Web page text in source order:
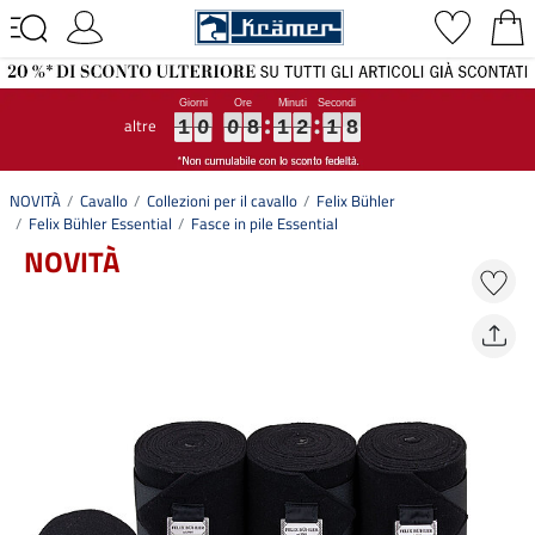
altre 1
1
1
1 0
0
0
0 0
0
0
0 8
8
8
8 1
1
1
1 2
2
2
2 1
1
1
1 7
8
7
8
NOVITÀ Cavallo Collezioni per il cavallo
Felix Bühler
Felix Bühler Essential
Fasce in pile Essential
NOVITÀ